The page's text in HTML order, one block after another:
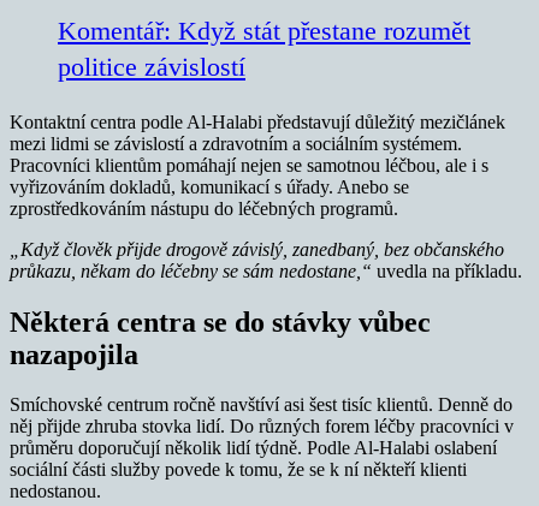
Komentář: Když stát přestane rozumět
politice závislostí
Kontaktní centra podle Al-Halabi představují důležitý mezičlánek
mezi lidmi se závislostí a zdravotním a sociálním systémem.
Pracovníci klientům pomáhají nejen se samotnou léčbou, ale i s
vyřizováním dokladů, komunikací s úřady. Anebo se
zprostředkováním nástupu do léčebných programů.
„Když člověk přijde drogově závislý, zanedbaný, bez občanského
průkazu, někam do léčebny se sám nedostane,“ uvedla na příkladu.
Některá centra se do stávky vůbec
nazapojila
Smíchovské centrum ročně navštíví asi šest tisíc klientů. Denně do
něj přijde zhruba stovka lidí. Do různých forem léčby pracovníci v
průměru doporučují několik lidí týdně. Podle Al-Halabi oslabení
sociální části služby povede k tomu, že se k ní někteří klienti
nedostanou.